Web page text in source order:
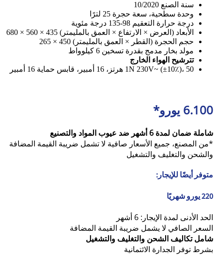
سنة الصنع 10/2020
وحدة سطحية، سعة حجرة 25 لترًا
درجة حرارة التعقيم 98-135 درجة مئوية
الأبعاد (العرض × الارتفاع × العمق بالمليمتر) 435 × 560 × 680
حجم الحجرة (القطر × العمق بالمليمتر) 450 × 265
مولد بخار مدمج بقدرة تسخين 6 كيلوواط
تترشيح الهواء الخارج
1N 230V~ (±10٪)، 50 هرتز، 16 أمبير، قابس حماية 16 أمبير
6.100 يورو*
شاملة ضمان لمدة 6 أشهر ضد عيوب المواد والتصنيع
*من المصنع، جميع الأسعار صافية لا تشمل ضريبة القيمة المضافة
والشحن والتغليف والتشغيل
متوفر أيضًا للإيجار:
220 يورو شهريًا
الحد الأدنى لمدة الإيجار: 6 أشهر
السعر الصافي لا يشمل ضريبة القيمة المضافة
شامل تكاليف الشحن والتغليف والتشغيل
بشرط توفر الجدارة الائتمانية